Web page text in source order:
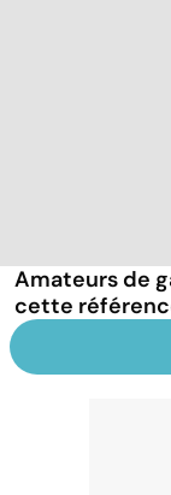
Amateurs de
cette